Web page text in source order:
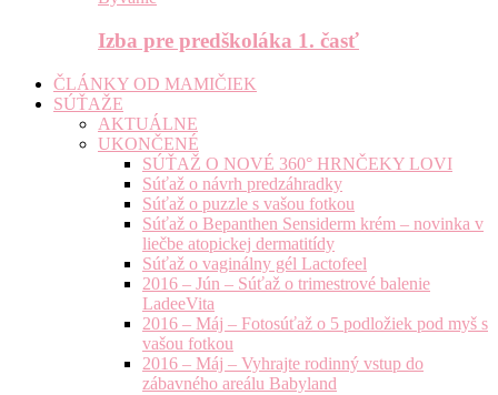
Izba pre predškoláka 1. časť
ČLÁNKY OD MAMIČIEK
SÚŤAŽE
AKTUÁLNE
UKONČENÉ
SÚŤAŽ O NOVÉ 360° HRNČEKY LOVI
Súťaž o návrh predzáhradky
Súťaž o puzzle s vašou fotkou
Súťaž o Bepanthen Sensiderm krém – novinka v
liečbe atopickej dermatitídy
Súťaž o vaginálny gél Lactofeel
2016 – Jún – Súťaž o trimestrové balenie
LadeeVita
2016 – Máj – Fotosúťaž o 5 podložiek pod myš s
vašou fotkou
2016 – Máj – Vyhrajte rodinný vstup do
zábavného areálu Babyland